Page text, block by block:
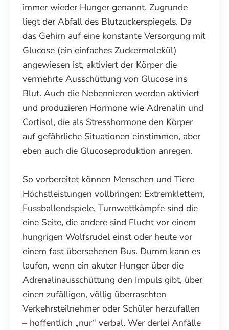
immer wieder Hunger genannt. Zugrunde
liegt der Abfall des Blutzuckerspiegels. Da
das Gehirn auf eine konstante Versorgung mit
Glucose (ein einfaches Zuckermolekül)
angewiesen ist, aktiviert der Körper die
vermehrte Ausschüttung von Glucose ins
Blut. Auch die Nebennieren werden aktiviert
und produzieren Hormone wie Adrenalin und
Cortisol, die als Stresshormone den Körper
auf gefährliche Situationen einstimmen, aber
eben auch die Glucoseproduktion anregen.
So vorbereitet können Menschen und Tiere
Höchstleistungen vollbringen: Extremklettern,
Fussballendspiele, Turnwettkämpfe sind die
eine Seite, die andere sind Flucht vor einem
hungrigen Wolfsrudel einst oder heute vor
einem fast übersehenen Bus. Dumm kann es
laufen, wenn ein akuter Hunger über die
Adrenalinausschüttung den Impuls gibt, über
einen zufälligen, völlig überraschten
Verkehrsteilnehmer oder Schüler herzufallen
– hoffentlich „nur“ verbal. Wer derlei Anfälle